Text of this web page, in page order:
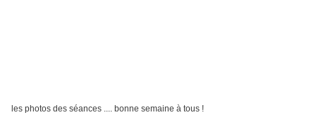
les photos des séances .... bonne semaine à tous !